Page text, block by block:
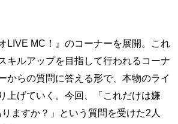
LIVE MC！』のコーナーを展開。これ
キルアップを目指して行われるコーナ
からの質問に答える形で、本物のライ
上げていく。今回、「これだけは嫌
ますか？」という質問を受けた2人